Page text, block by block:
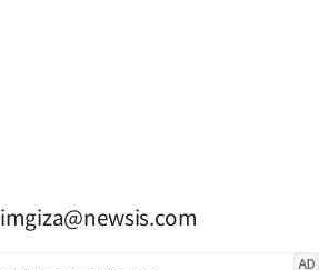
imgiza@newsis.com